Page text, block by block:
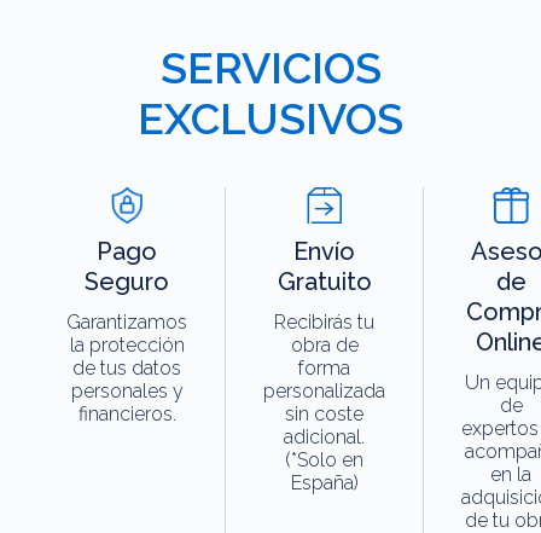
SERVICIOS
EXCLUSIVOS
Pago
Seguro
Garantizamos
la protección
de tus datos
personales y
financieros.
Envío
Gratuito
Recibirás tu
obra de
forma
personalizada
sin coste
adicional.
(*Solo en
España)
de
Un
de
en la
de tu